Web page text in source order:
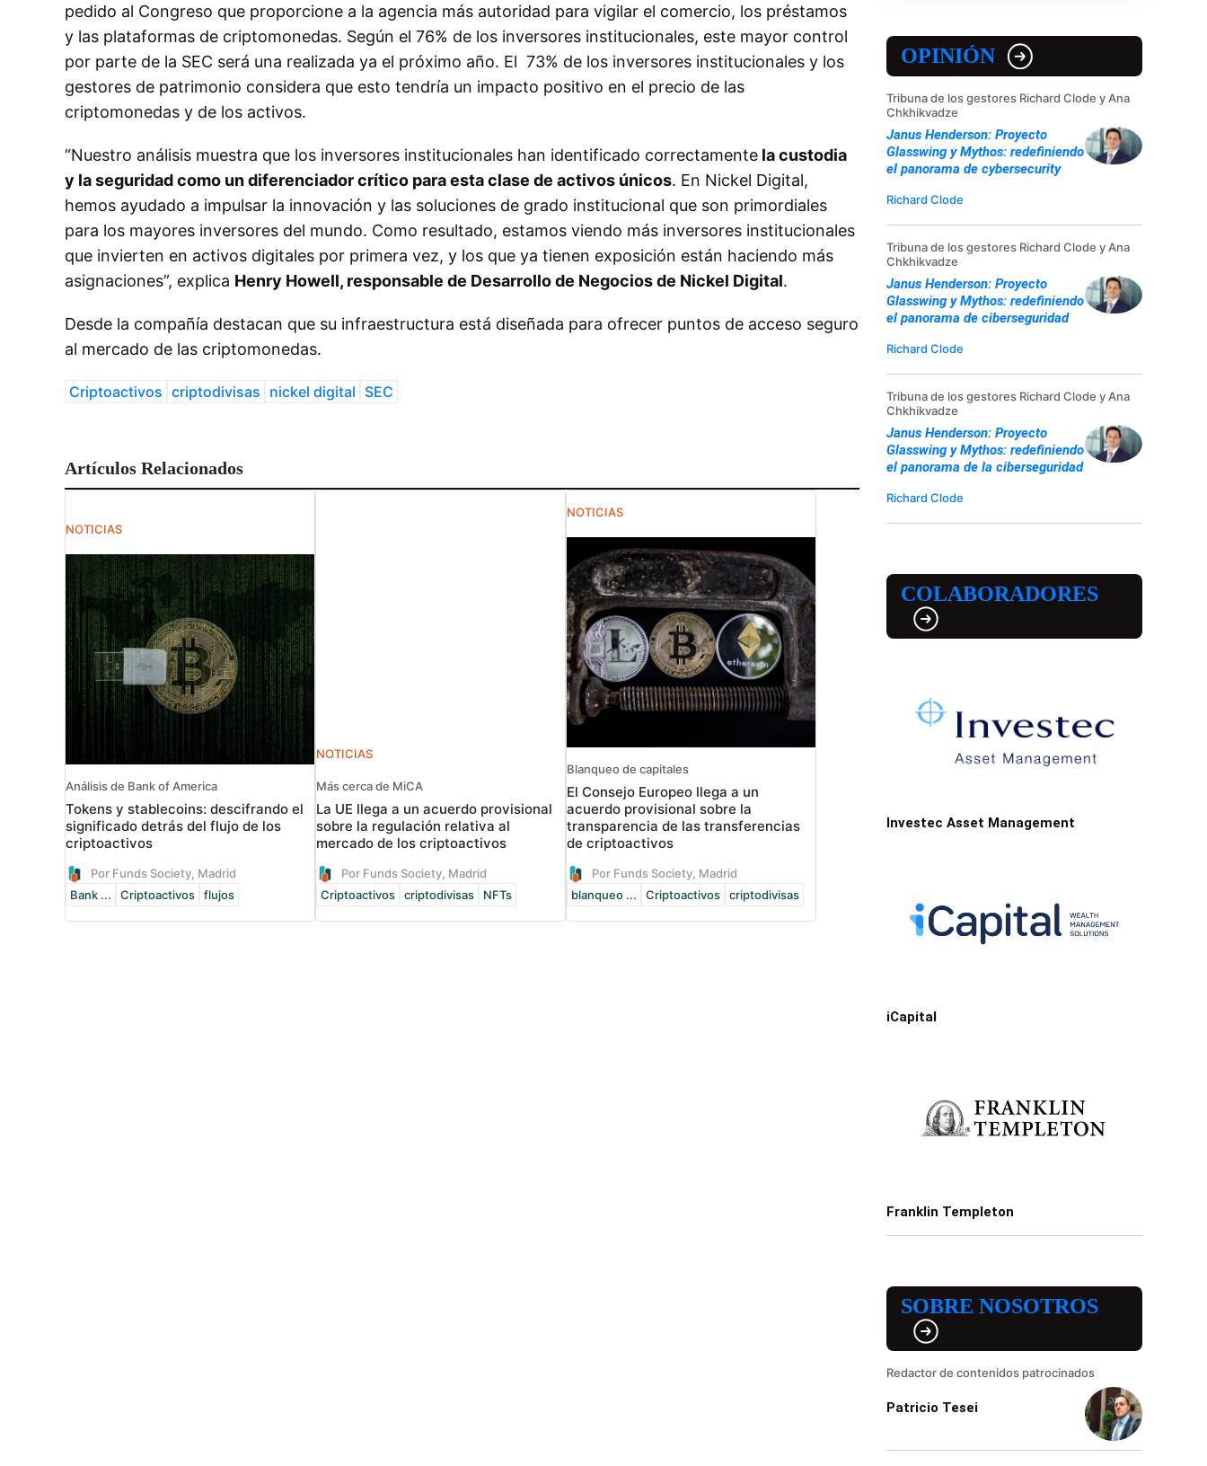
pedido al Congreso que proporcione a la agencia más autoridad para vigilar el comercio, los préstamos
y las plataformas de criptomonedas. Según el 76% de los inversores institucionales, este mayor control
por parte de la SEC será una realizada ya el próximo año. El 73% de los inversores institucionales y los
gestores de patrimonio considera que esto tendría un impacto positivo en el precio de las
criptomonedas y de los activos.
“Nuestro análisis muestra que los inversores institucionales han identificado correctamente la custodia
y la seguridad como un diferenciador crítico para esta clase de activos únicos. En Nickel Digital,
hemos ayudado a impulsar la innovación y las soluciones de grado institucional que son primordiales
para los mayores inversores del mundo. Como resultado, estamos viendo más inversores institucionales
que invierten en activos digitales por primera vez, y los que ya tienen exposición están haciendo más
asignaciones”, explica Henry Howell, responsable de Desarrollo de Negocios de Nickel Digital.
Desde la compañía destacan que su infraestructura está diseñada para ofrecer puntos de acceso seguro
al mercado de las criptomonedas.
Criptoactivos criptodivisas nickel digital SEC
Artículos Relacionados
NOTICIAS
Análisis de Bank of America
Tokens y stablecoins: descifrando el
significado detrás del flujo de los
criptoactivos
Por Funds Society, Madrid
Bank ...
Criptoactivos flujos
NOTICIAS
Más cerca de MiCA
La UE llega a un acuerdo provisional
sobre la regulación relativa al
mercado de los criptoactivos
Por Funds Society, Madrid
Criptoactivos
criptodivisas NFTs
NOTICIAS
Blanqueo de capitales
El Consejo Europeo llega a un
acuerdo provisional sobre la
transparencia de las transferencias
de criptoactivos
Por Funds Society, Madrid
blanqueo ...
Criptoactivos criptodivisas
OPINIÓN
Tribuna de los gestores Richard Clode y Ana
Chkhikvadze
Janus Henderson: Proyecto
Glasswing y Mythos: redefiniendo
el panorama de cybersecurity
Richard Clode
Tribuna de los gestores Richard Clode y Ana
Chkhikvadze
Janus Henderson: Proyecto
Glasswing y Mythos: redefiniendo
el panorama de ciberseguridad
Richard Clode
Tribuna de los gestores Richard Clode y Ana
Chkhikvadze
Janus Henderson: Proyecto
Glasswing y Mythos: redefiniendo
el panorama de la ciberseguridad
Richard Clode
COLABORADORES
Investec Asset Management
iCapital
Franklin Templeton
SOBRE NOSOTROS
Redactor de contenidos patrocinados
Patricio Tesei